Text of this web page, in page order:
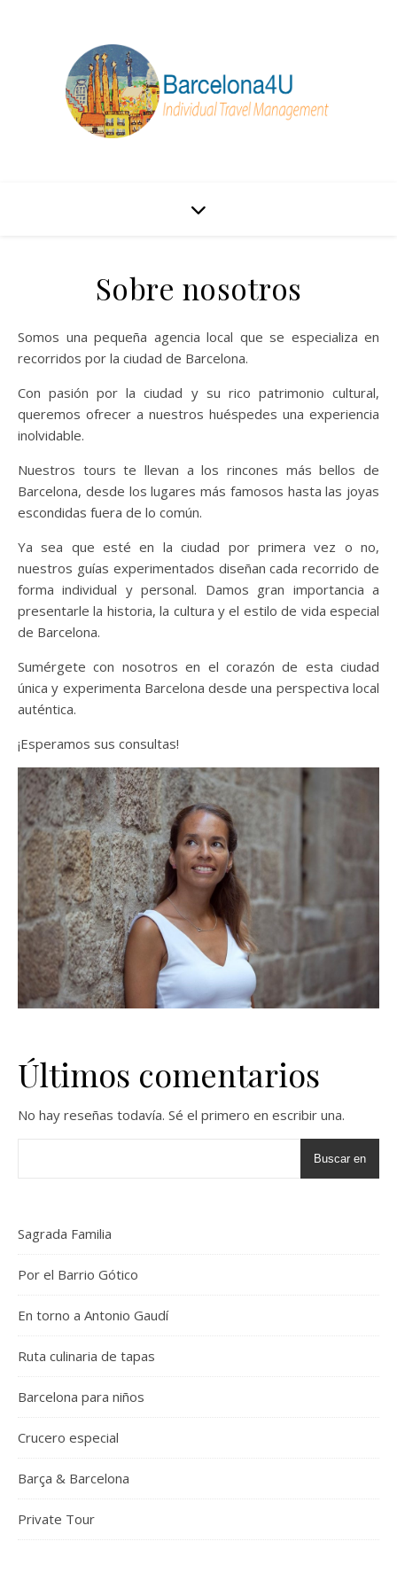
Sobre nosotros
Somos una pequeña agencia local que se especializa en
recorridos por la ciudad de Barcelona.
Con pasión por la ciudad y su rico patrimonio cultural,
queremos ofrecer a nuestros huéspedes una experiencia
inolvidable.
Nuestros tours te llevan a los rincones más bellos de
Barcelona, ​​desde los lugares más famosos hasta las joyas
escondidas fuera de lo común.
Ya sea que esté en la ciudad por primera vez o no,
nuestros guías experimentados diseñan cada recorrido de
forma individual y personal. Damos gran importancia a
presentarle la historia, la cultura y el estilo de vida especial
de Barcelona.
Sumérgete con nosotros en el corazón de esta ciudad
única y experimenta Barcelona desde una perspectiva local
auténtica.
¡Esperamos sus consultas!
Últimos comentarios
No hay reseñas todavía. Sé el primero en escribir una.
Buscar en
Sagrada Familia
Por el Barrio Gótico
En torno a Antonio Gaudí
Ruta culinaria de tapas
Barcelona para niños
Crucero especial
Barça & Barcelona
Private Tour